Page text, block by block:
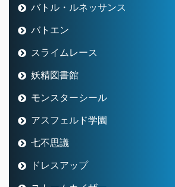
バトル・ルネッサンス
バトエン
スライムレース
妖精図書館
モンスターシール
アスフェルド学園
七不思議
ドレスアップ